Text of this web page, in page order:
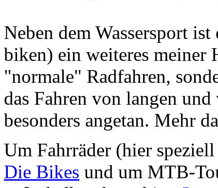
Neben dem Wassersport
biken) ein weiteres meiner
"normale" Radfahren,
das Fahren von langen
besonders angetan. Mehr
Um Fahrräder (hier
Die Bikes und um MTB-